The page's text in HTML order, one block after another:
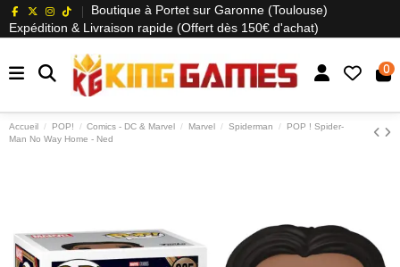
Boutique à Portet sur Garonne (Toulouse)
Expédition & Livraison rapide (Offert dès 150€ d'achat)
0
Accueil POP! Comics - DC & Marvel Marvel Spiderman
POP ! Spider-
Man No Way Home - Ned